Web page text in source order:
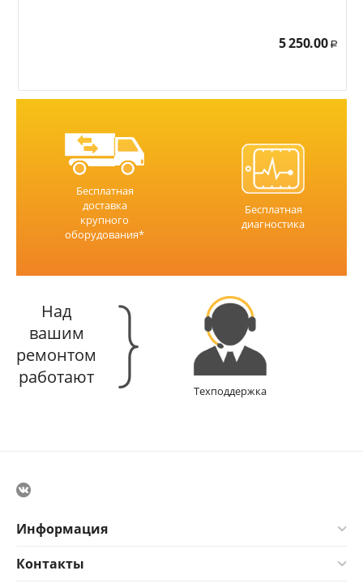
5 250.00 Р
Бесплатная
доставка
крупного
оборудования*
Бесплатная
диагностика
Над
вашим
ремонтом
работают
Техподдержка
Информация
Контакты